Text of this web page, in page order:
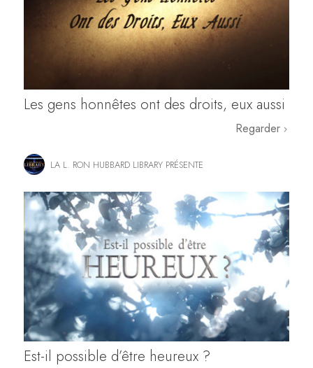
Les gens honnêtes ont des droits, eux aussi
Regarder
LA L. RON HUBBARD LIBRARY PRÉSENTE
Est-il possible d’être heureux ?